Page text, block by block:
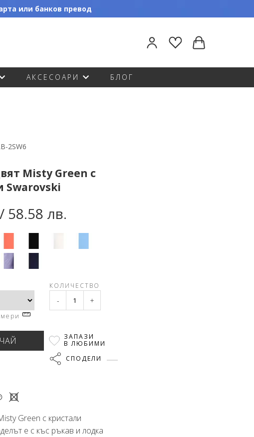
или банков превод
АКСЕСОАРИ БЛОГ
2SW6
Misty Green с
Swarovski
58.58 лв.
КОЛИЧЕСТВО
- +
ЗАПАЗИ
В ЛЮБИМИ
СПОДЕЛИ
X
Green с кристали
е с къс ръкав и лодка